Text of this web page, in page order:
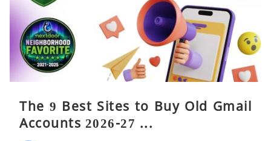
The 9 Best Sites to Buy Old Gmail
Accounts 2026-27 ...